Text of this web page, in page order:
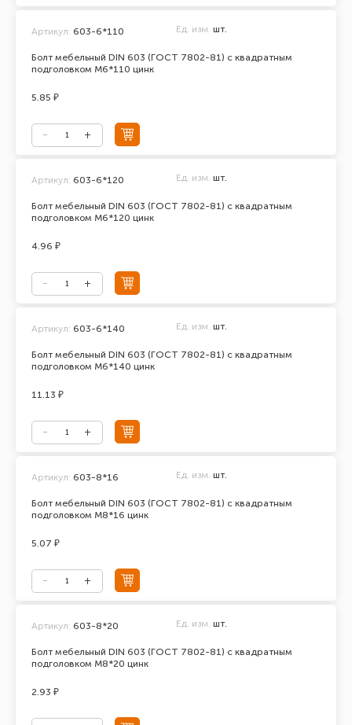
Болт мебельный DIN 603 (ГОСТ 7802-81) с квадратным
подголовком М6*110 цинк
Артикул: 603-6*110 Ед. изм. шт.
5.85 ₽
Болт мебельный DIN 603 (ГОСТ 7802-81) с квадратным
подголовком М6*120 цинк
Артикул: 603-6*120 Ед. изм. шт.
4.96 ₽
Болт мебельный DIN 603 (ГОСТ 7802-81) с квадратным
подголовком М6*140 цинк
Артикул: 603-6*140 Ед. изм. шт.
11.13 ₽
Болт мебельный DIN 603 (ГОСТ 7802-81) с квадратным
подголовком М8*16 цинк
Артикул: 603-8*16 Ед. изм. шт.
5.07 ₽
Болт мебельный DIN 603 (ГОСТ 7802-81) с квадратным
подголовком М8*20 цинк
Артикул: 603-8*20 Ед. изм. шт.
2.93 ₽